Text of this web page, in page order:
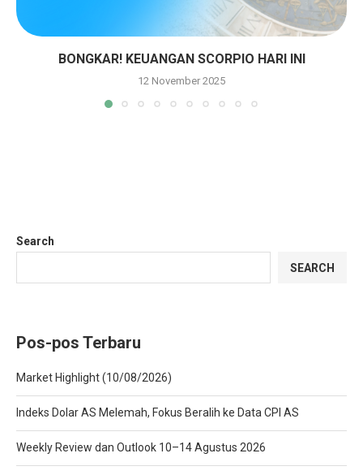
BONGKAR! KEUANGAN SCORPIO HARI INI
12 November 2025
Search
SEARCH
Pos-pos Terbaru
Market Highlight (10/08/2026)
Indeks Dolar AS Melemah, Fokus Beralih ke Data CPI AS
Weekly Review dan Outlook 10–14 Agustus 2026